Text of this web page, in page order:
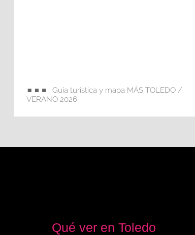
Guía turística y mapa MÁS TOLEDO /
VERANO 2026
Qué ver en Toledo